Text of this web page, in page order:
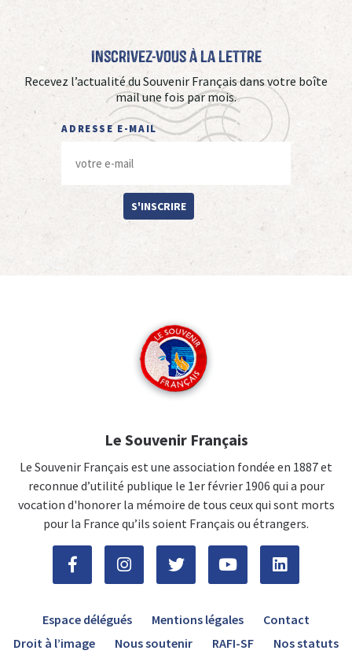
Inscrivez-vous à La Lettre
Recevez l’actualité du Souvenir Français dans votre boîte
mail une fois par mois.
ADRESSE E-MAIL
S'INSCRIRE
Le Souvenir Français
Le Souvenir Français est une association fondée en 1887 et
reconnue d’utilité publique le 1er février 1906 qui a pour
vocation d'honorer la mémoire de tous ceux qui sont morts
pour la France qu’ils soient Français ou étrangers.
Espace délégués Mentions légales
Contact
Droit à l’image
Nous soutenir RAFI-SF Nos statuts